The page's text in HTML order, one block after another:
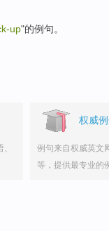
up"的例句。
权威
例句来自权威英文
等，提供最专业的